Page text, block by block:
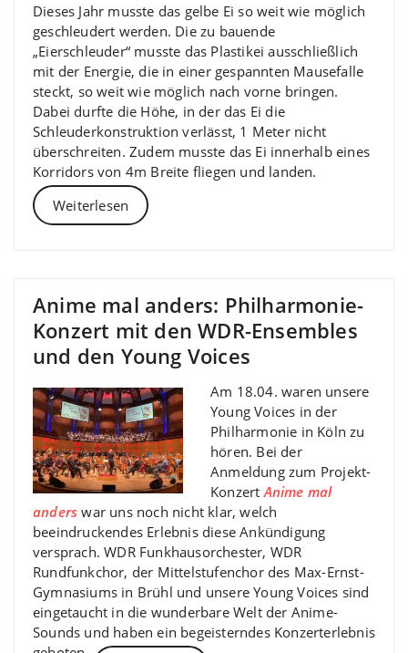
Dieses Jahr musste das gelbe Ei so weit wie möglich
geschleudert werden. Die zu bauende
„Eierschleuder“ musste das Plastikei ausschließlich
mit der Energie, die in einer gespannten Mausefalle
steckt, so weit wie möglich nach vorne bringen.
Dabei durfte die Höhe, in der das Ei die
Schleuderkonstruktion verlässt, 1 Meter nicht
überschreiten. Zudem musste das Ei innerhalb eines
Korridors von 4m Breite fliegen und landen.
Weiterlesen
Anime mal anders: Philharmonie-
Konzert mit den WDR-Ensembles
und den Young Voices
Am 18.04. waren unsere
Young Voices in der
Philharmonie in Köln zu
hören. Bei der
Anmeldung zum Projekt-
KonzertAnime mal
anders war uns noch nicht klar, welch
beeindruckendes Erlebnis diese Ankündigung
versprach. WDR Funkhausorchester, WDR
Rundfunkchor, der Mittelstufenchor des Max-Ernst-
Gymnasiums in Brühl und unsere Young Voices sind
eingetaucht in die wunderbare Welt der Anime-
Sounds und haben ein begeisterndes Konzerterlebnis